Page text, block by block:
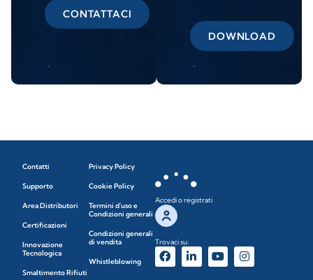
CONTATTACI
DOWNLOAD
Contatti
Supporto
Area Distributori
Certificazioni
Innovazione
Tecnologica
Smaltimento Rifiuti
Privacy Policy
Cookie Policy
Termini d'uso e
Condizioni generali
Condizioni generali
di vendita
Whistleblowing
Accedi o registrati
Trovaci su: